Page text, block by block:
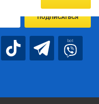
ПОДПИСАТЬСЯ
bot